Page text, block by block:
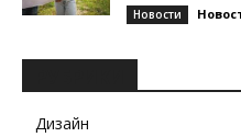
Новости
Дизайн